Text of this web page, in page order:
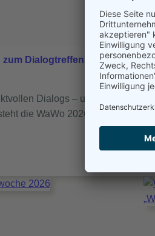
zum Dialogtreffen
Dialogs – unter
die WaWo 2026. Ganz in